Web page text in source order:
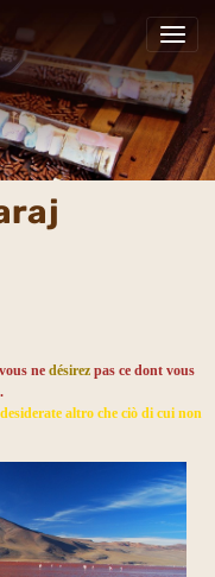
ne désirez pas ce dont vous
altro che ciò di cui non